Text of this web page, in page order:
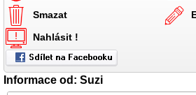
Smazat
Nahlásit !
Informace od: Suzi